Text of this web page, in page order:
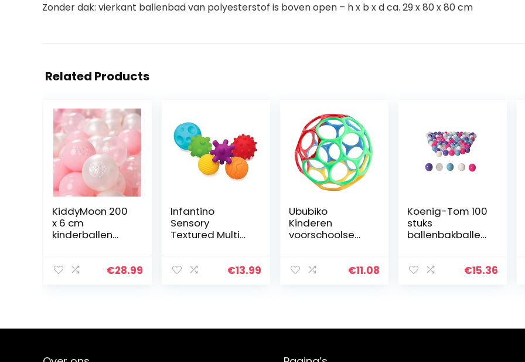
Zonder dak: vierkant ballenbad van polyesterstof is boven open – h x b x d ca. 29 x 80 x 80 cm
Related Products
KiddyMoon 200
x 6 cm
kinderballen
plastic ballen,
€28.99
Infantino
Sensory
Textured Multi
getextureerde
€13.99
Ububiko
Kinderen
voorschoolse
baby softballen
…
€11.08
Koenig-Tom 100
stuks
ballenbakballen,
kleuterscholen
€15.36